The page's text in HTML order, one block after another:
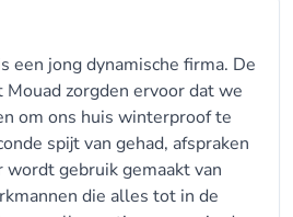
een jong dynamische firma. De
zorgden ervoor dat we
om ons huis winterproof te
spijt van gehad, afspraken
gebruik gemaakt van
die alles tot in de